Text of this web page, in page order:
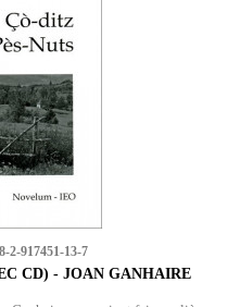
2-917451-13-7
CD) - JOAN GANHAIRE